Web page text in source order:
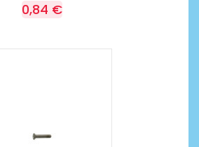
0,84 €